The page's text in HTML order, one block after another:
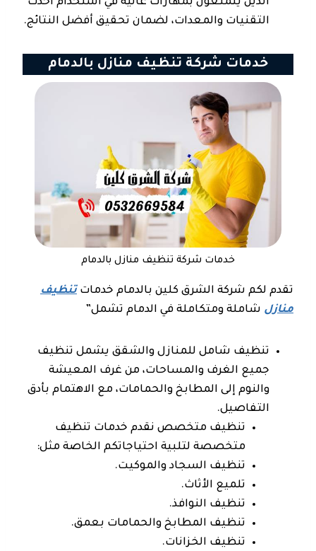
الذين يتمتعون بمهارات عالية في استخدام أحدث
التقنيات والمعدات، لضمان تحقيق أفضل النتائج.
خدمات شركة تنظيف منازل بالدمام
خدمات شركة تنظيف منازل بالدمام
تقدم لكم شركة الشرق كلين بالدمام خدمات تنظيف
منازل شاملة ومتكاملة في الدمام تشمل”
تنظيف شامل للمنازل والشقق يشمل تنظيف
جميع الغرف والمساحات، من غرف المعيشة
والنوم إلى المطابخ والحمامات، مع الاهتمام بأدق
التفاصيل.
تنظيف متخصص نقدم خدمات تنظيف
متخصصة لتلبية احتياجاتكم الخاصة مثل:
تنظيف السجاد والموكيت.
تلميع الأثاث.
تنظيف النوافذ.
تنظيف المطابخ والحمامات بعمق.
تنظيف الخزانات.